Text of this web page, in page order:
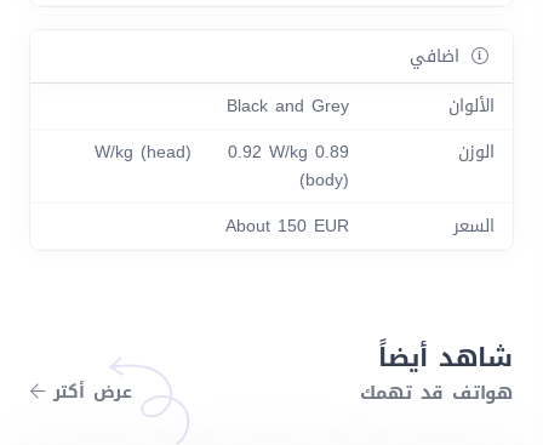
اضافي
الألوان
Black and Grey
الوزن
0.89 W/kg (head) 0.92 W/kg
(body)
السعر
About 150 EUR
شاهد أيضاً
هواتف قد تهمك عرض أكتر